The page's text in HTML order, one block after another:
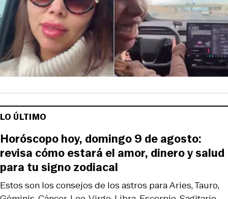
LO ÚLTIMO
Estos son los consejos de los astros para Aries, Tauro,
Horóscopo hoy, domingo 9 de agosto:
revisa cómo estará el amor, dinero y salud
para tu signo zodiacal